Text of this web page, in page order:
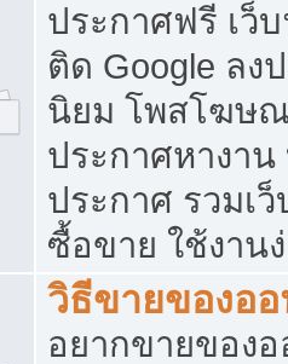
ประกาศฟรี เว็
ติด Google ลง
นิยม โพสโฆษ
ประกาศหางาน
ประกาศ รวมเ
ซื้อขาย ใช้งาน
วิธีขายของอ
อยากขายของ